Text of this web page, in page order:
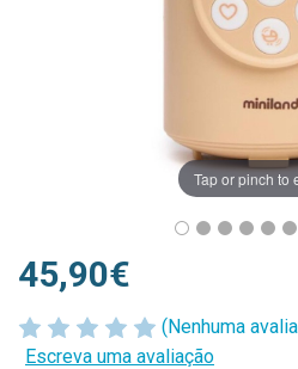
Tap or pinch to
(Nenhuma
Escreva uma avaliação
45,90€